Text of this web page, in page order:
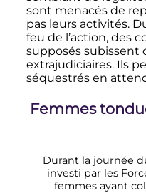
sont menacés de
pas leurs activités.
feu de l’action, des
supposés subissent
extrajudiciaires. Ils
séquestrés en
Femmes
Durant la journée
investi par les
femmes ayant